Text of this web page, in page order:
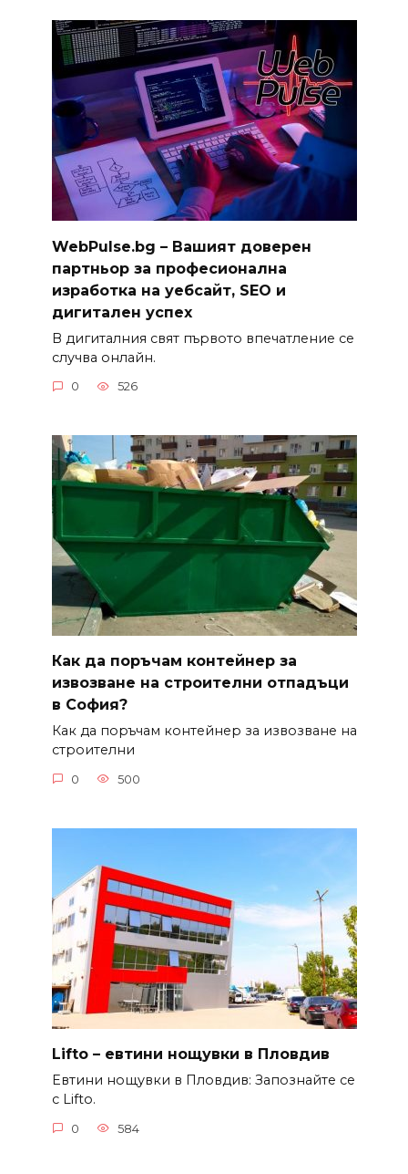
WebPulse.bg – Вашият доверен
партньор за професионална
изработка на уебсайт, SEO и
дигитален успех
В дигиталния свят първото впечатление се
случва онлайн.
0 526
Как да поръчам контейнер за
извозване на строителни отпадъци
в София?
Как да поръчам контейнер за извозване на
строителни
0 500
Lifto – евтини нощувки в Пловдив
Евтини нощувки в Пловдив: Запознайте се
с Lifto.
0 584